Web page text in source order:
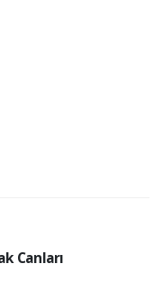
Canları